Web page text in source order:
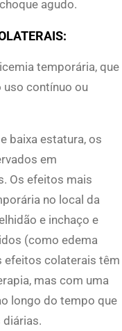
agudo.
temporária, que
uso contínuo ou
baixa estatura, os
em
Os efeitos mais
no local da
e inchaço e
(como edema
efeitos colaterais têm
mas com uma
longo do tempo que
diárias.